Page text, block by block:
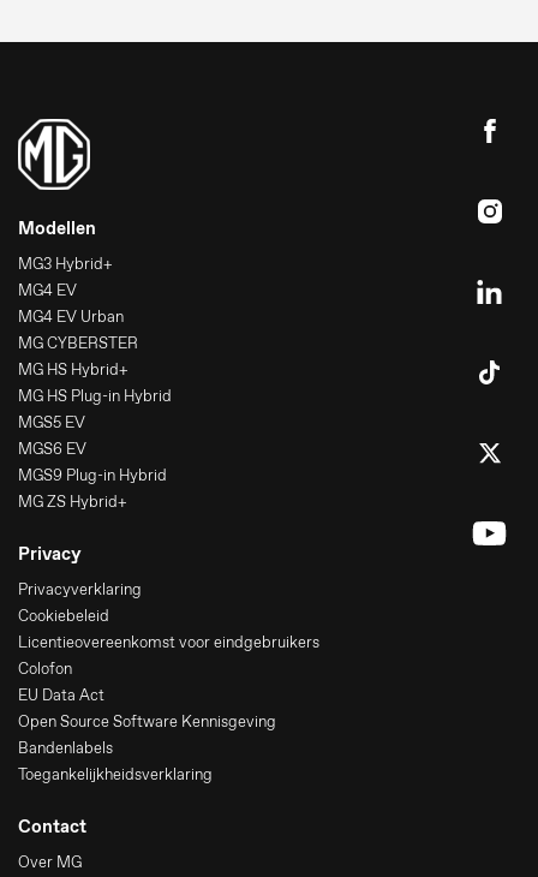
Modellen
MG3 Hybrid+
MG4 EV
MG4 EV Urban
MG CYBERSTER
MG HS Hybrid+
MG HS Plug-in Hybrid
MGS5 EV
MGS6 EV
MGS9 Plug-in Hybrid
MG ZS Hybrid+
Privacy
Privacyverklaring
Cookiebeleid
Licentieovereenkomst voor eindgebruikers
Colofon
EU Data Act
Open Source Software Kennisgeving
Bandenlabels
Toegankelijkheidsverklaring
Contact
Over MG